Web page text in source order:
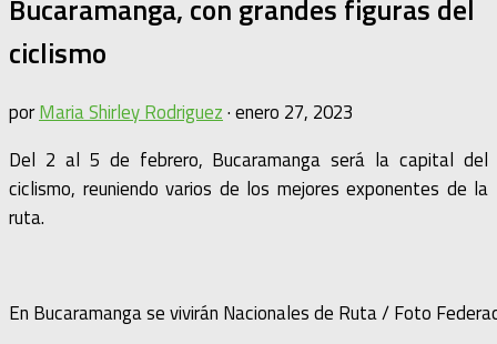
Bucaramanga, con grandes figuras del
ciclismo
porMaria Shirley Rodriguez·enero 27, 2023
Del 2 al 5 de febrero, Bucaramanga será la capital del
ciclismo, reuniendo varios de los mejores exponentes de la
ruta.
En Bucaramanga se vivirán Nacionales de Ruta / Foto